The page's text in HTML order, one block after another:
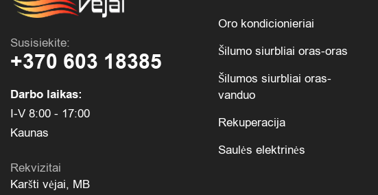
Susisiekite:
+370 603 18385
Darbo laikas:
I-V 8:00 - 17:00
Kaunas
Rekvizitai
Karšti vėjai, MB
Oro kondicionieriai
Šilumo siurbliai oras-oras
Šilumos siurbliai oras-
vanduo
Rekuperacija
Saulės elektrinės